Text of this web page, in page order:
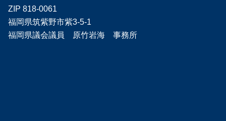
ZIP 818-0061
福岡県筑紫野市紫3-5-1
福岡県議会議員 原竹岩海 事務所